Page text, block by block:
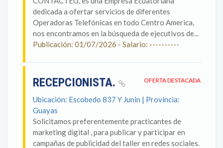
dedicada a ofertar servicios de diferentes
Operadoras Telefónicas en todo Centro America,
nos encontramos en la búsqueda de ejecutivos de...
Publicación: 01/07/2026 - Salario: ----------
OFERTA DESTACADA
RECEPCIONISTA.
Ubicación: Escobedo 837 Y Junin | Provincia:
Guayas
Solicitamos preferentemente practicantes de
marketing digital , para publicar y participar en
campañas de publicidad del taller en redes sociales.